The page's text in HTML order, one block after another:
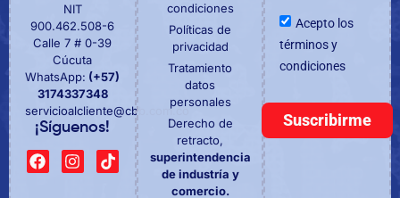
NIT
900.462.508-6
Calle 7 # 0-39
Cúcuta
WhatsApp: (+57)
3174337348
servicioalcliente@cbb.com.co
¡Síguenos!
condiciones
Políticas de
privacidad
Tratamiento
datos
personales
Derecho de
retracto,
superintendencia
de industría y
comercio.
Acepto los
términos y
condiciones
Suscribirme